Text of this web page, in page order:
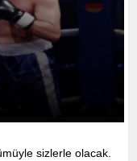
sizlerle olacak.